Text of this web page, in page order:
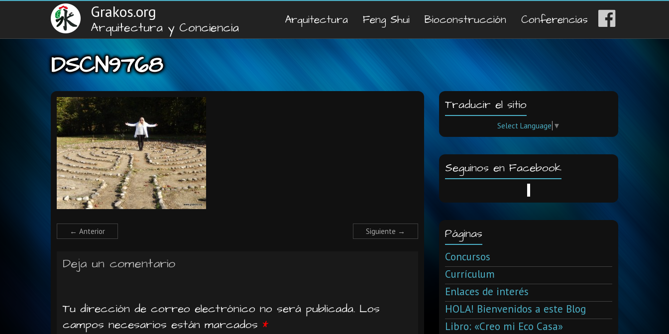
Grakos.org
Arquitectura y Conciencia Arquitectura Feng Shui Bioconstrucción Conferencias
DSCN9768
← Anterior Siguiente →
Deja un comentario
Tu dirección de correo electrónico no será publicada. Los
campos necesarios están marcados *
Traducir el sitio
Select Language ▼
Seguinos en Facebook
Páginas
Concursos
Currículum
Enlaces de interés
HOLA! Bienvenidos a este Blog
Libro: «Creo mi Eco Casa»